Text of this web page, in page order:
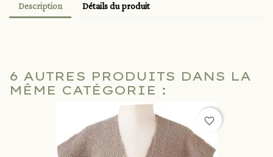
Description Détails du produit
6 AUTRES PRODUITS DANS LA
MÊME CATÉGORIE :
favorite_border